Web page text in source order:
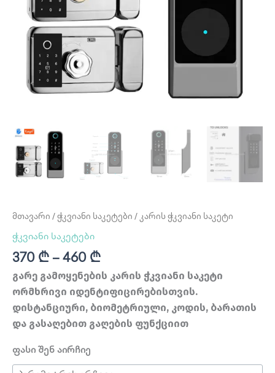
მთავარი / ჭკვიანი საკეტები / კარის ჭკვიანი საკეტი
ჭკვიანი საკეტები
370 ₾ – 460 ₾
გარე გამოყენების კარის ჭკვიანი საკეტი
ორმხრივი იდენტიფიცირებისთვის.
დისტანციური, ბიომეტრიული, კოდის, ბარათის
და გასაღებით გაღების ფუნქციით
ფასი შენ აირჩიე